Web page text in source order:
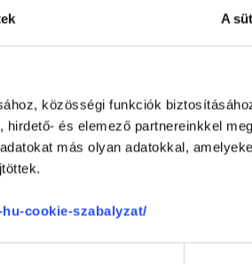
A
közösségi funkciók
és elemező partnereinkkel
más olyan adatokkal,
cookie-szabalyzat/
000 valós